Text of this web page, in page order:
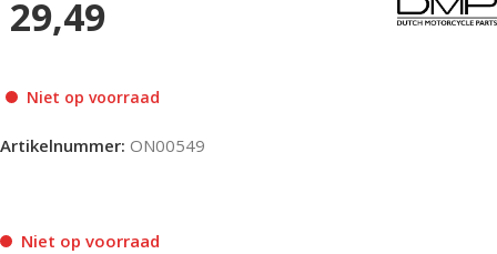
29,49
Niet op voorraad
Artikelnummer: ON00549
Niet op voorraad